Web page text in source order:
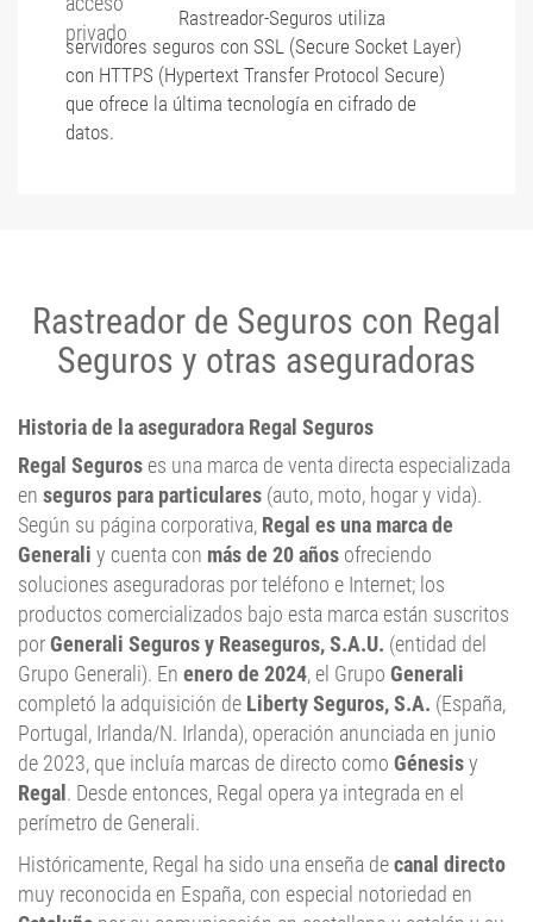
Rastreador-Seguros utiliza
servidores seguros con SSL (Secure Socket Layer)
con HTTPS (Hypertext Transfer Protocol Secure)
que ofrece la última tecnología en cifrado de
datos.
Rastreador de Seguros con Regal
Seguros y otras aseguradoras
Historia de la aseguradora Regal Seguros
Regal Seguros es una marca de venta directa especializada
en seguros para particulares (auto, moto, hogar y vida).
Según su página corporativa, Regal es una marca de
Generali y cuenta con más de 20 años ofreciendo
soluciones aseguradoras por teléfono e Internet; los
productos comercializados bajo esta marca están suscritos
porGenerali Seguros y Reaseguros, S.A.U. (entidad del
Grupo Generali). En enero de 2024, el Grupo Generali
completó la adquisición de Liberty Seguros, S.A. (España,
Portugal, Irlanda/N. Irlanda), operación anunciada en junio
de 2023, que incluía marcas de directo como Génesisy
Regal. Desde entonces, Regal opera ya integrada en el
perímetro de Generali.
Históricamente, Regal ha sido una enseña decanal directo
muy reconocida en España, con especial notoriedad en